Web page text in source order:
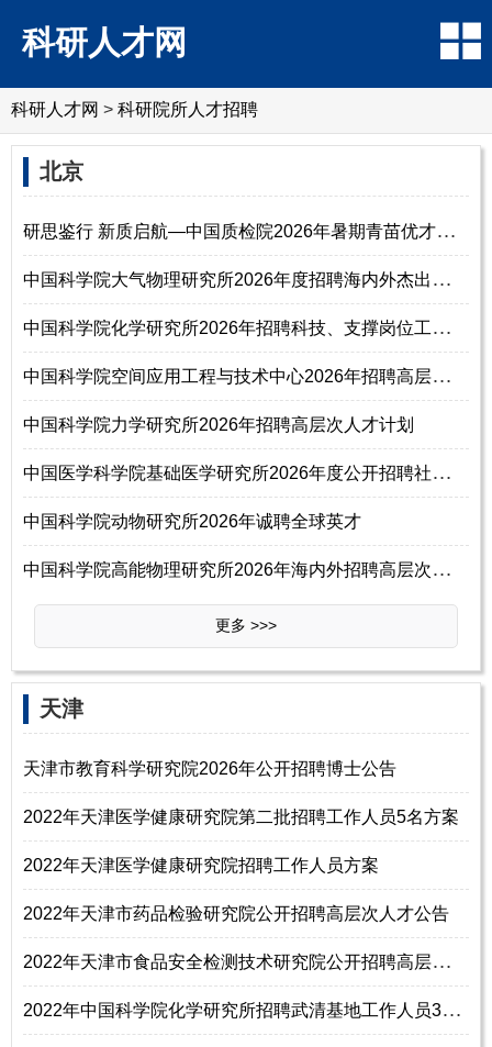
科研人才网
科研人才网 > 科研院所人才招聘
北京
研
思鉴行 新质启航—中国质检院2026年暑期青苗优才实习计划
中
国科学院大气物理研究所2026年度招聘海内外杰出人才启事（长期有效）
中
国科学院化学研究所2026年招聘科技、支撑岗位工作人员启事
中
国科学院空间应用工程与技术中心2026年招聘高层次人才启事
中国科学院力学研究所2026年招聘高层次人才计划
中
国医学科学院基础医学研究所2026年度公开招聘社会人员公告
中国科学院动物研究所2026年诚聘全球英才
中
国科学院高能物理研究所2026年海内外招聘高层次人才启事
更多 >>>
天津
天津市教育科学研究院2026年公开招聘博士公告
2022年天津医学健康研究院第二批招聘工作人员5名方案
2022年天津医学健康研究院招聘工作人员方案
2022年天津市药品检验研究院公开招聘高层次人才公告
2
022年天津市食品安全检测技术研究院公开招聘高层次人才
2
022年中国科学院化学研究所招聘武清基地工作人员3名启事